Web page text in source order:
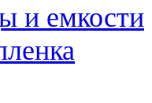
и емкости